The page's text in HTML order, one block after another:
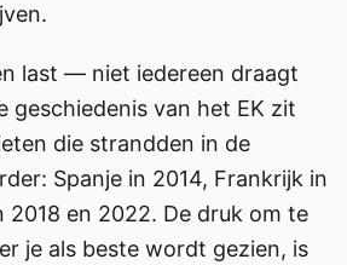
last — niet iedereen draagt
geschiedenis van het EK zit
die strandden in de
Spanje in 2014, Frankrijk in
2018 en 2022. De druk om te
je als beste wordt gezien, is